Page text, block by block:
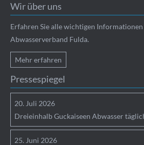
Wir über uns
Erfahren Sie alle wichtigen Informationen
Abwasserverband Fulda.
Mehr erfahren
Pressespiegel
20. Juli 2026
Dreieinhalb Guckaiseen Abwasser
25. Juni 2026